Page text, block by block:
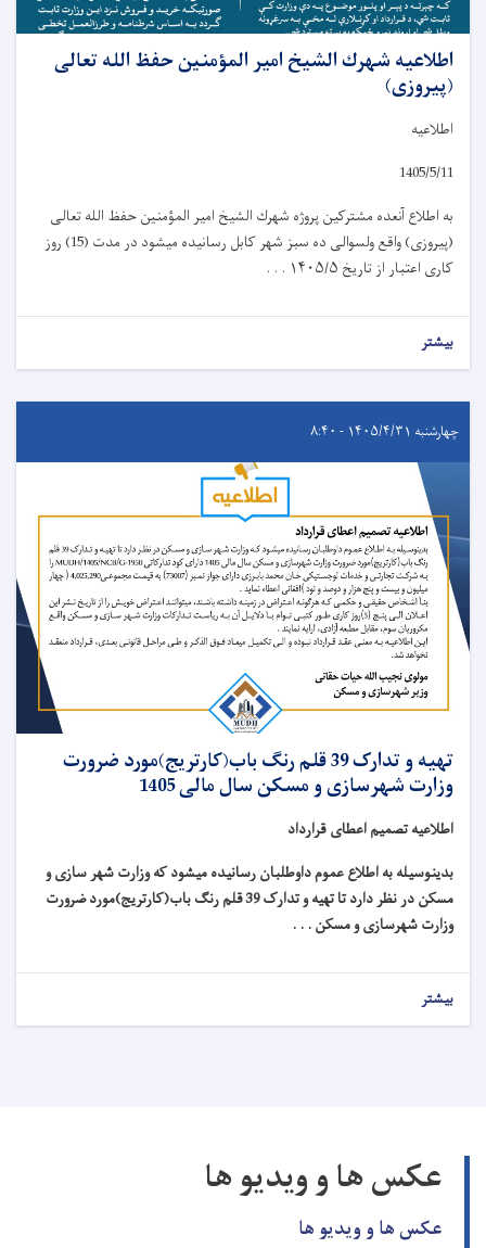
اطلاعیه شهرك الشيخ امیر المؤمنين حفظ الله تعالی
(پیروزی)
اطلاعیه
1405/5/11
به اطلاع آنعده مشترکین پروژه شهرك الشيخ امیر المؤمنين حفظ الله تعالی
(پیروزی) واقع ولسوالی ده سبز شهر کابل رسانیده میشود در مدت (15) روز
کاری اعتبار از تاریخ ۱۴۰۵/۵ . . .
بیشتر
چهارشنبه ۱۴۰۵/۴/۳۱ - ۸:۴۰
تهیه و تدارک 39 قلم رنگ باب(کارتریج)مورد ضرورت
وزارت شهرسازی و مسکن سال مالی 1405
اطلاعیه تصمیم اعطای قرارداد
بدینوسیله به اطلاع عموم داوطلبان رسانیده میشود که وزارت شهر سازی و
مسکن در نظر دارد تا تهیه و تدارک 39 قلم رنگ باب(کارتریج)مورد ضرورت
وزارت شهرسازی و مسکن . . .
بیشتر
عکس ها و ویدیو ها
عکس ها و ویدیو ها